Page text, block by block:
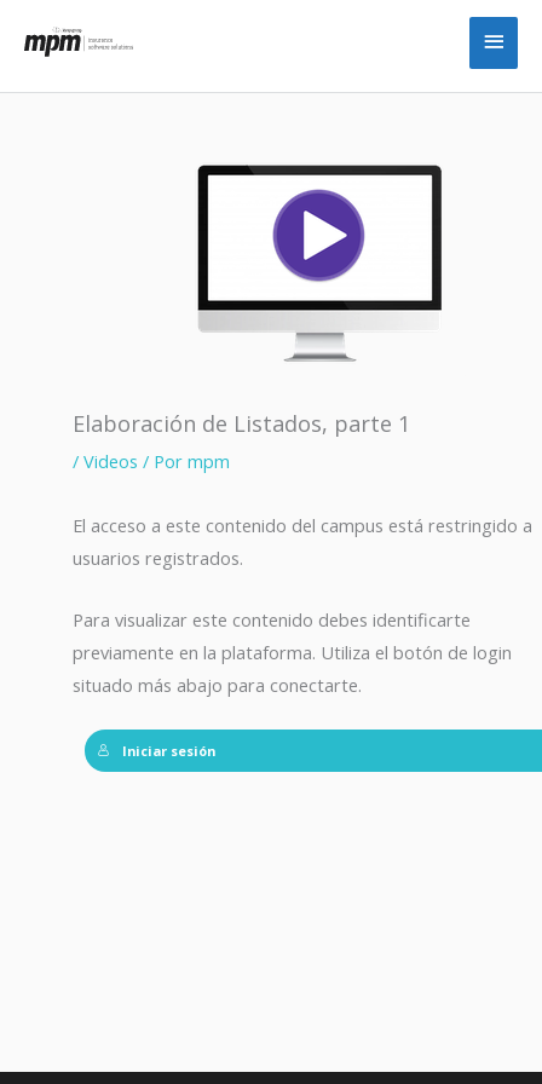
Elaboración de Listados, parte 1
/ Videos / Por mpm
El acceso a este contenido del campus está restringido a
usuarios registrados.
Para visualizar este contenido debes identificarte
previamente en la plataforma. Utiliza el botón de login
situado más abajo para conectarte.
Iniciar sesión